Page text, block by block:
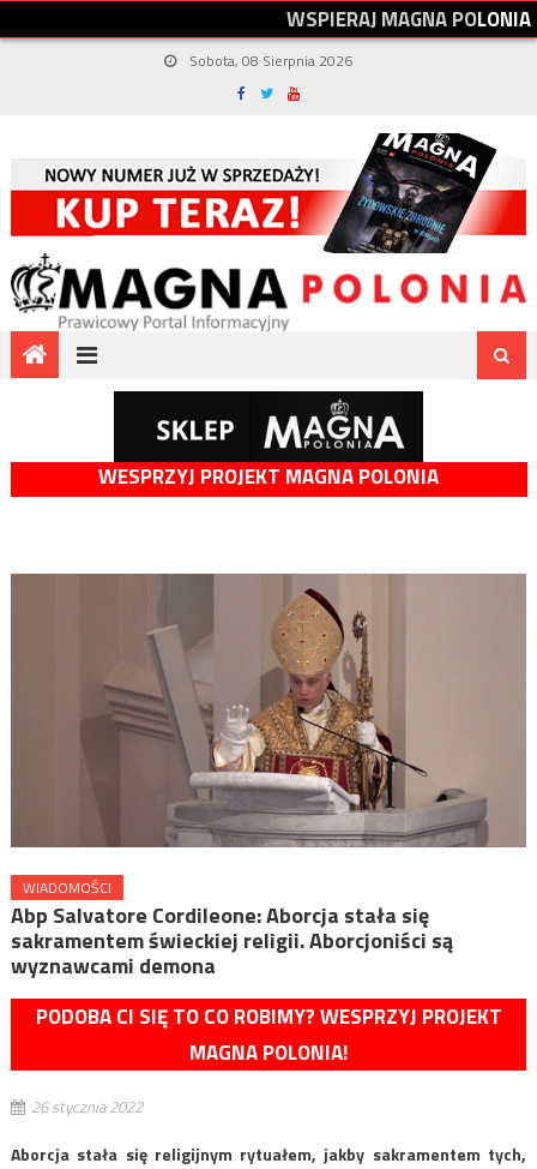
WSPIERAJMAGNAPOLONIA
Sobota, 08 Sierpnia 2026
WESPRZYJ PROJEKT MAGNA POLONIA
WIADOMOŚCI
Abp Salvatore Cordileone: Aborcja stała się
sakramentem świeckiej religii. Aborcjoniści są
wyznawcami demona
PODOBA CI SIĘ TO CO ROBIMY? WESPRZYJ PROJEKT
MAGNA POLONIA!
26 stycznia 2022
Aborcja stała się religijnym rytuałem, jakby sakramentem tych,